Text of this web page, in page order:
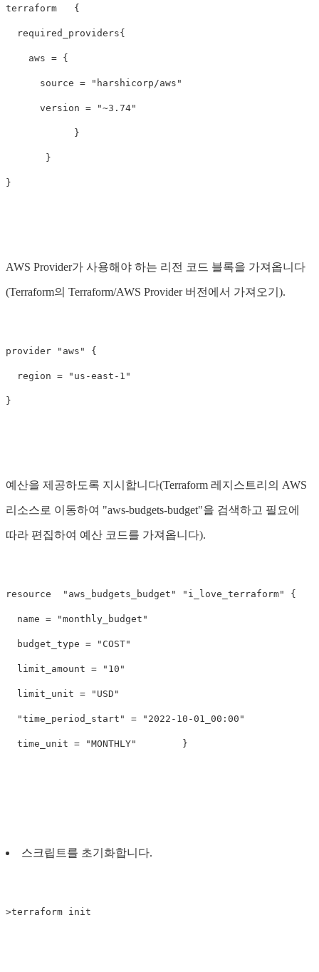
terraform   {
  required_providers{
    aws = {
      source = "harshicorp/aws"
      version = "~3.74"
            }
       }
AWS Provider가 사용해야 하는 리전 코드 블록을 가져옵니다
(Terraform의 Terraform/AWS Provider 버전에서 가져오기).
provider "aws" {
  region = "us-east-1"
예산을 제공하도록 지시합니다(Terraform 레지스트리의 AWS
리소스로 이동하여 "aws-budgets-budget"을 검색하고 필요에
따라 편집하여 예산 코드를 가져옵니다).
resource  "aws_budgets_budget" "i_love_terraform" {
  name = "monthly_budget"
  budget_type = "COST"
  limit_amount = "10"
  limit_unit = "USD"
  "time_period_start" = "2022-10-01_00:00"
  time_unit = "MONTHLY"        }
스크립트를 초기화합니다.